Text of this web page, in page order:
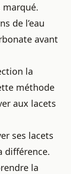
marqué.
de l’eau
avant
la
méthode
aux lacets
ses lacets
différence.
la